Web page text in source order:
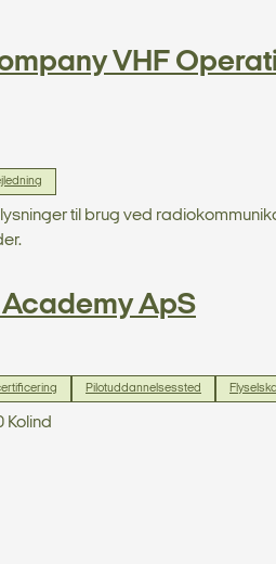
VHF
til brug ved
ApS
Pilotuddannelsessted
Kolind